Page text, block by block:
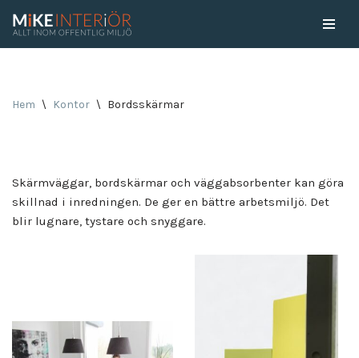
Hem \ Kontor \ Bordsskärmar
Skärmväggar, bordskärmar och väggabsorbenter kan göra
skillnad i inredningen. De ger en bättre arbetsmiljö. Det
blir lugnare, tystare och snyggare.